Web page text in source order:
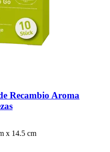
Recambio Aroma
x 14.5 cm